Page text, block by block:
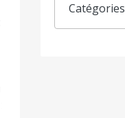
Catégories